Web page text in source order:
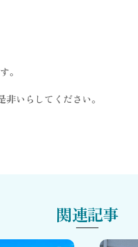
。
いらしてください。
関連記事